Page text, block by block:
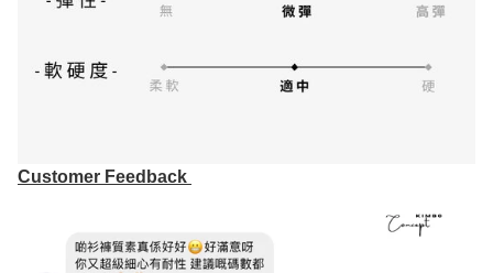
Customer Feedback